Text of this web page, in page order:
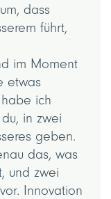
dass
führt,
im Moment
etwas
ich
in zwei
geben.
das, was
und zwei
Innovation